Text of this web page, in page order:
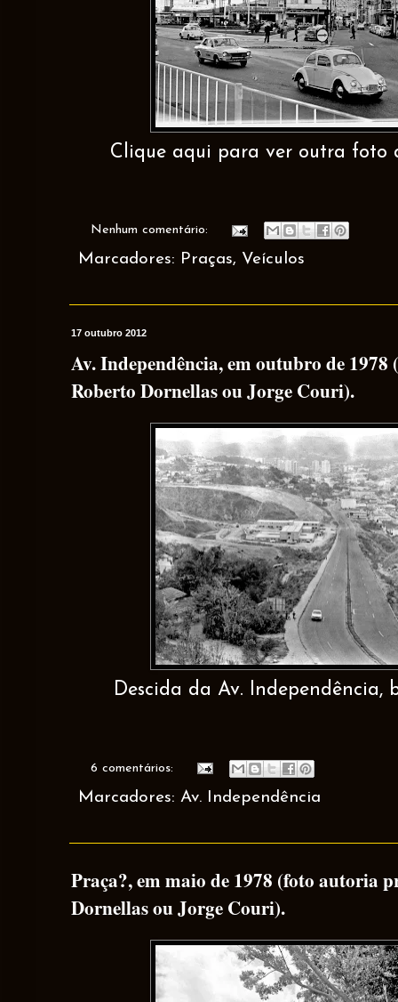
Clique aqui para ver outra foto
Nenhum comentário:
Marcadores: Praças, Veículos
17 outubro 2012
Av. Independência, em outubro de
Roberto Dornellas ou Jorge Couri).
Descida da Av. Independência,
6 comentários:
Marcadores: Av. Independência
Praça?, em maio de 1978 (foto autoria
Dornellas ou Jorge Couri).